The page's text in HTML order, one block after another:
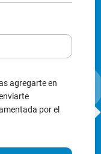
agregarte en
por el